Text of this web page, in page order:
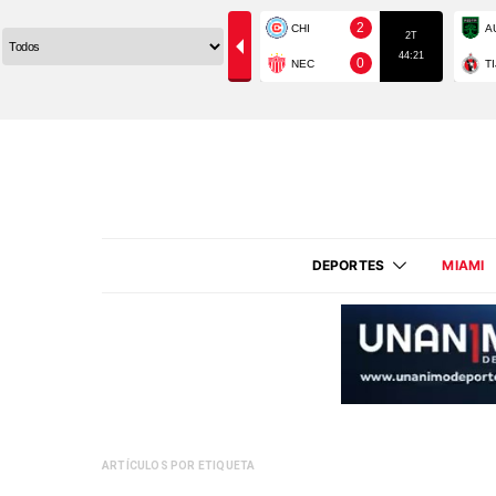
DEPORTES MIAMI
ARTÍCULOS POR ETIQUETA